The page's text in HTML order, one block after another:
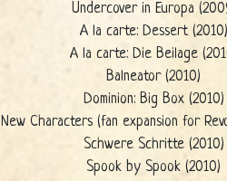
Undercover in Europa
A la carte: Dessert (2010)
A la carte: Die Beilage
Balneator (2010)
Dominion: Big Box (2010)
New Characters (fan expansion for
Schwere Schritte (2010)
Spook by Spook (2010)